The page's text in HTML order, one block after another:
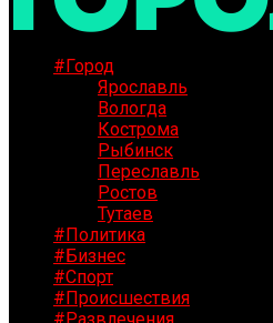
#Город
Ярославль
Вологда
Кострома
Рыбинск
Переславль
Ростов
Тутаев
#Политика
#Бизнес
#Спорт
#Происшествия